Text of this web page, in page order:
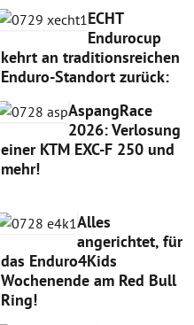
ECHT
Endurocup
kehrt an traditionsreichen
Enduro-Standort zurück:
AspangRace
2026: Verlosung
einer KTM EXC-F 250 und
mehr!
Alles
angerichtet, für
das Enduro4Kids
Wochenende am Red Bull
Ring!